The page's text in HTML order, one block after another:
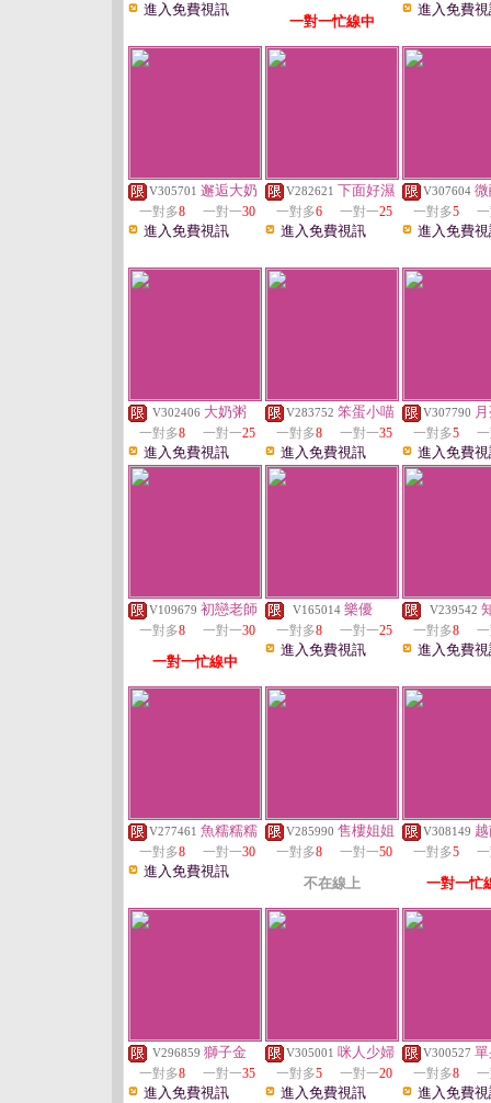
進入免費視訊
一對一忙線中
進入免費
V305701 邂逅大奶
一對多8 一對一30
進入免費視訊
V282621 下面好濕
一對多6 一對一25
進入免費視訊
V307604
一對多5
進入免費
V302406 大奶粥
一對多8 一對一25
進入免費視訊
V283752 笨蛋小喵
一對多8 一對一35
進入免費視訊
V307790
一對多5
進入免費
V109679 初戀老師
一對多8 一對一30
一對一忙線中
V165014 樂優
一對多8 一對一25
進入免費視訊
V239542
一對多8
進入免費
V277461 魚糯糯糯
一對多8 一對一30
進入免費視訊
V285990 售樓姐姐
一對多8 一對一50
不在線上
V308149
一對多5
一對一忙
V296859 獅子金
一對多8 一對一35
進入免費視訊
V305001 咪人少婦
一對多5 一對一20
進入免費視訊
V300527
一對多8
進入免費